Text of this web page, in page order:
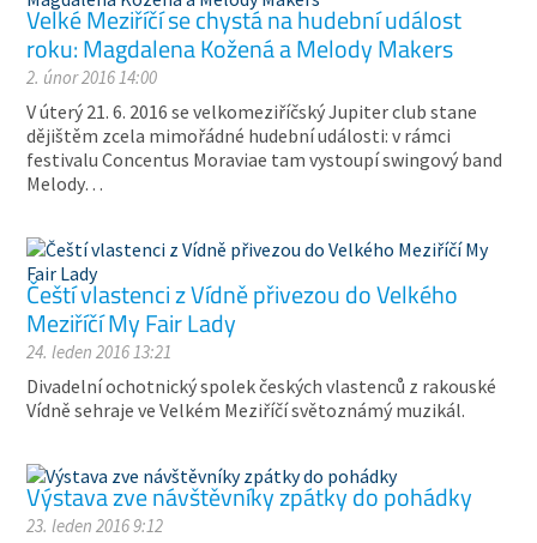
Velké Meziříčí se chystá na hudební událost
roku: Magdalena Kožená a Melody Makers
2. únor 2016 14:00
V úterý 21. 6. 2016 se velkomeziříčský Jupiter club stane
dějištěm zcela mimořádné hudební události: v rámci
festivalu Concentus Moraviae tam vystoupí swingový band
Melody…
Čeští vlastenci z Vídně přivezou do Velkého
Meziříčí My Fair Lady
24. leden 2016 13:21
Divadelní ochotnický spolek českých vlastenců z rakouské
Vídně sehraje ve Velkém Meziříčí světoznámý muzikál.
Výstava zve návštěvníky zpátky do pohádky
23. leden 2016 9:12